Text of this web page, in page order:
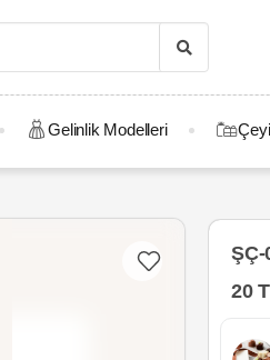
Gelinlik Modelleri
ŞÇ-
20